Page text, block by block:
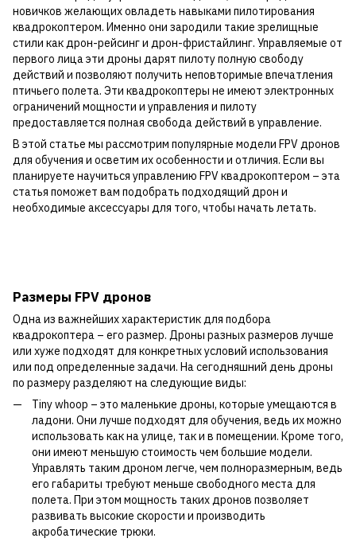
новичков желающих овладеть навыками пилотирования
квадрокоптером. Именно они зародили такие зрелищные
стили как дрон-рейсинг и дрон-фристайлинг. Управляемые от
первого лица эти дроны дарят пилоту полную свободу
действий и позволяют получить неповторимые впечатления
птичьего полета. Эти квадрокоптеры не имеют электронных
ограничений мощности и управления и пилоту
предоставляется полная свобода действий в управление.
В этой статье мы рассмотрим популярные модели FPV дронов
для обучения и осветим их особенности и отличия. Если вы
планируете научиться управлению FPV квадрокоптером – эта
статья поможет вам подобрать подходящий дрон и
необходимые аксессуары для того, чтобы начать летать.
Размеры FPV дронов
Одна из важнейших характеристик для подбора
квадрокоптера – его размер. Дроны разных размеров лучше
или хуже подходят для конкретных условий использования
или под определенные задачи. На сегодняшний день дроны
по размеру разделяют на следующие виды:
Tiny whoop – это маленькие дроны, которые умещаются в
ладони. Они лучше подходят для обучения, ведь их можно
использовать как на улице, так и в помещении. Кроме того,
они имеют меньшую стоимость чем большие модели.
Управлять таким дроном легче, чем полноразмерным, ведь
его габариты требуют меньше свободного места для
полета. При этом мощность таких дронов позволяет
развивать высокие скорости и производить
акробатические трюки.